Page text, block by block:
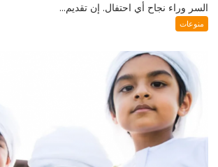
السر وراء نجاح أي احتفال. إن تقديم...
منوعات